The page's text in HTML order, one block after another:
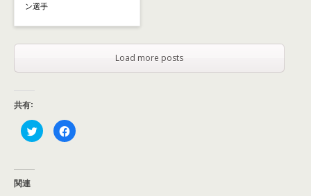
ン選手
Load more posts
共有:
ク
リ
F
a
関連